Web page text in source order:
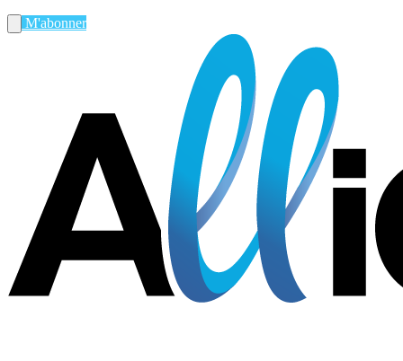
M'abonner